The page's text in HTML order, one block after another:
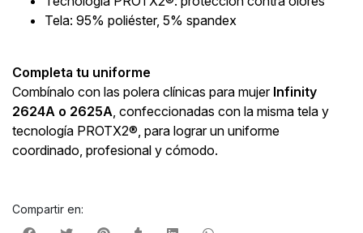
Tela: 95% poliéster, 5% spandex
Completa tu uniforme
Combínalo con las polera clínicas para mujer Infinity
2624A o 2625A , confeccionadas con la misma tela y
tecnología PROTX2®, para lograr un uniforme
coordinado, profesional y cómodo.
Compartir en: